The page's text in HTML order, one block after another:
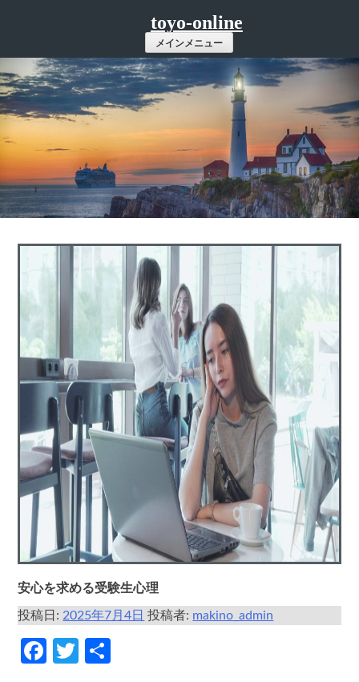
ツ
へ
ス
キ
ッ
プ
toyo-online
メインメニュー
安心を求める受験生心理
投稿日:2025年7月4日 投稿者: makino_admin
Facebook
Twitter